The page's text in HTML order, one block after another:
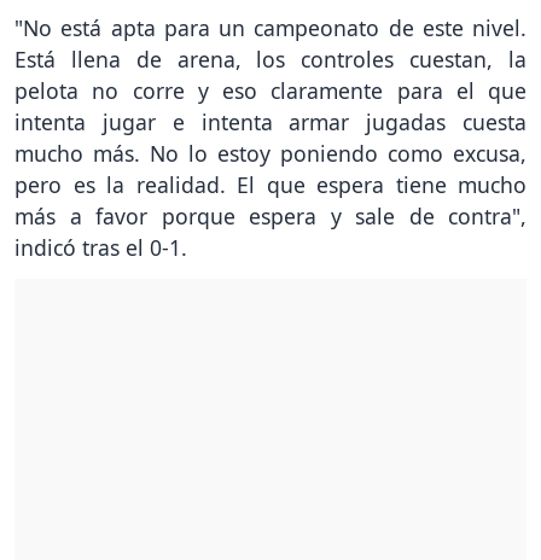
"No está apta para un campeonato de este nivel.
Está llena de arena, los controles cuestan, la
pelota no corre y eso claramente para el que
intenta jugar e intenta armar jugadas cuesta
mucho más. No lo estoy poniendo como excusa,
pero es la realidad. El que espera tiene mucho
más a favor porque espera y sale de contra",
indicó tras el 0-1.